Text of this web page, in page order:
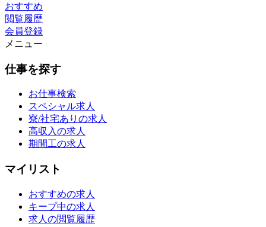
おすすめ
閲覧履歴
会員登録
メニュー
仕事を探す
お仕事検索
スペシャル求人
寮/社宅ありの求人
高収入の求人
期間工の求人
マイリスト
おすすめの求人
キープ中の求人
求人の閲覧履歴